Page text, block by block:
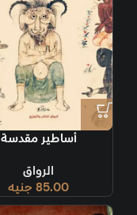
أساطير مقدسة
الرواق
85.00 جنيه